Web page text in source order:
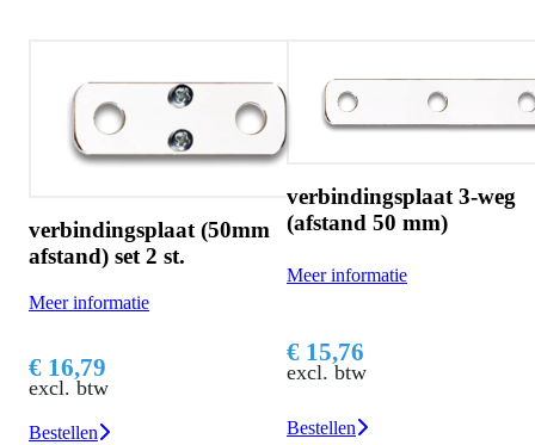
verbindingsplaat (50mm
afstand) set 2 st.
Meer informatie
€ 16,79
excl. btw
Bestellen
verbindingsplaat 3-weg
(afstand 50 mm)
Meer informatie
€ 15,76
excl. btw
Bestellen